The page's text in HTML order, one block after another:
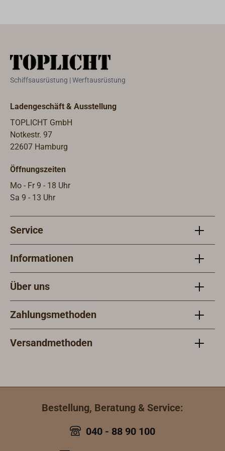
Schiffsausrüstung | Werftausrüstung
Ladengeschäft & Ausstellung
TOPLICHT GmbH
Notkestr. 97
22607 Hamburg
Öffnungszeiten
Mo - Fr 9 - 18 Uhr
Sa 9 - 13 Uhr
Service
Informationen
Über uns
Zahlungsmethoden
Versandmethoden
Bestellung, Beratung & Service:
040 - 88 90 100